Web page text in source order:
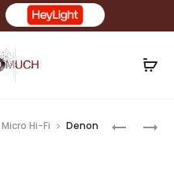
UNISON
DENON
Micro Hi-Fi
Denon